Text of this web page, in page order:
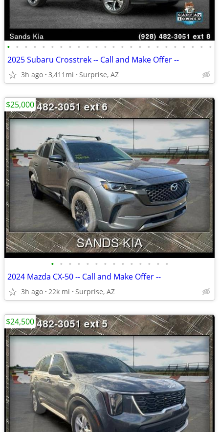
• • • • • • • • • • • • • • • • • • • • • • • •
2025 Subaru Crosstrek -- Call and Make Offer --
3h ago 3,411mi Surprise, AZ
• • • • • • • • • • • • • •
2024 Mazda CX-50 -- Call and Make Offer --
3h ago 22k mi Surprise, AZ
$25,000
$24,500